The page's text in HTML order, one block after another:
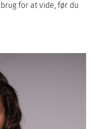
for at vide, før du